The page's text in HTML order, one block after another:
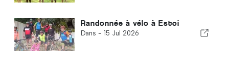
Randonnée à vélo à Estoi
Dans - 15 Jul 2026